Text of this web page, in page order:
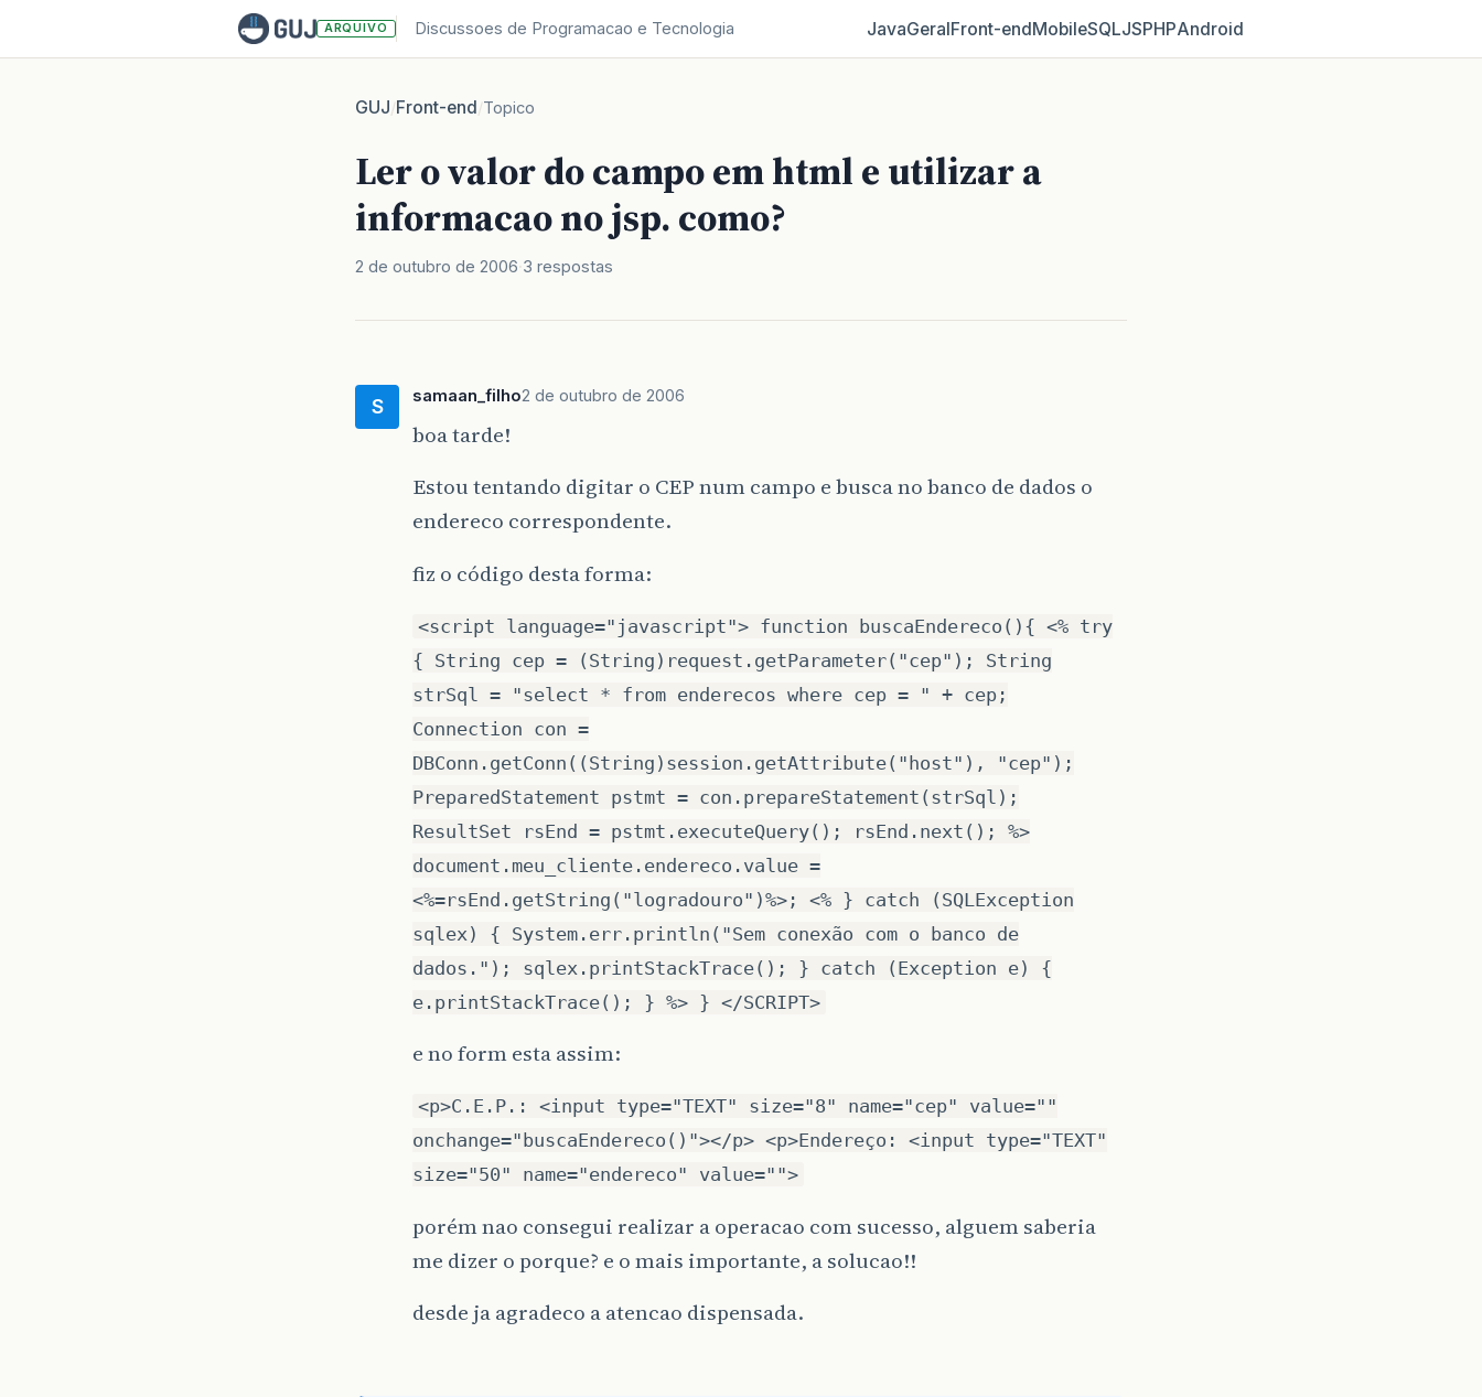
ARQUIVO Discussoes de Programacao e Tecnologia JavaGeralFront‑endMobileSQLJSPHPAndroid
GUJ/Front-end/Topico
Ler o valor do campo em html e utilizar a
informacao no jsp. como?
2 de outubro de 2006 3 respostas
S samaan_filho2 de outubro de 2006
boa tarde!
Estou tentando digitar o CEP num campo e busca no banco de dados o
endereco correspondente.
fiz o código desta forma:
<script language="javascript"> function buscaEndereco(){ <% try
{ String cep = (String)request.getParameter("cep"); String
strSql = "select * from enderecos where cep = " + cep;
Connection con =
DBConn.getConn((String)session.getAttribute("host"), "cep");
PreparedStatement pstmt = con.prepareStatement(strSql);
ResultSet rsEnd = pstmt.executeQuery(); rsEnd.next(); %>
document.meu_cliente.endereco.value =
<%=rsEnd.getString("logradouro")%>; <% } catch (SQLException
sqlex) { System.err.println("Sem conexão com o banco de
dados."); sqlex.printStackTrace(); } catch (Exception e) {
e.printStackTrace(); } %> } </SCRIPT>
e no form esta assim:
<p>C.E.P.: <input type="TEXT" size="8" name="cep" value=""
onchange="buscaEndereco()"></p> <p>Endereço: <input type="TEXT"
size="50" name="endereco" value="">
porém nao consegui realizar a operacao com sucesso, alguem saberia
me dizer o porque? e o mais importante, a solucao!!
desde ja agradeco a atencao dispensada.